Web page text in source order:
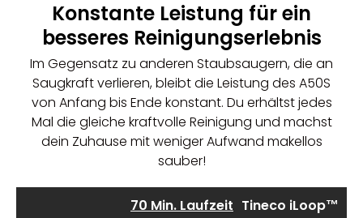
Konstante Leistung für ein
besseres Reinigungserlebnis
Im Gegensatz zu anderen Staubsaugern, die an
Saugkraft verlieren, bleibt die Leistung des A50S
von Anfang bis Ende konstant. Du erhältst jedes
Mal die gleiche kraftvolle Reinigung und machst
dein Zuhause mit weniger Aufwand makellos
sauber!
70 Min. Laufzeit Tineco iLoop™